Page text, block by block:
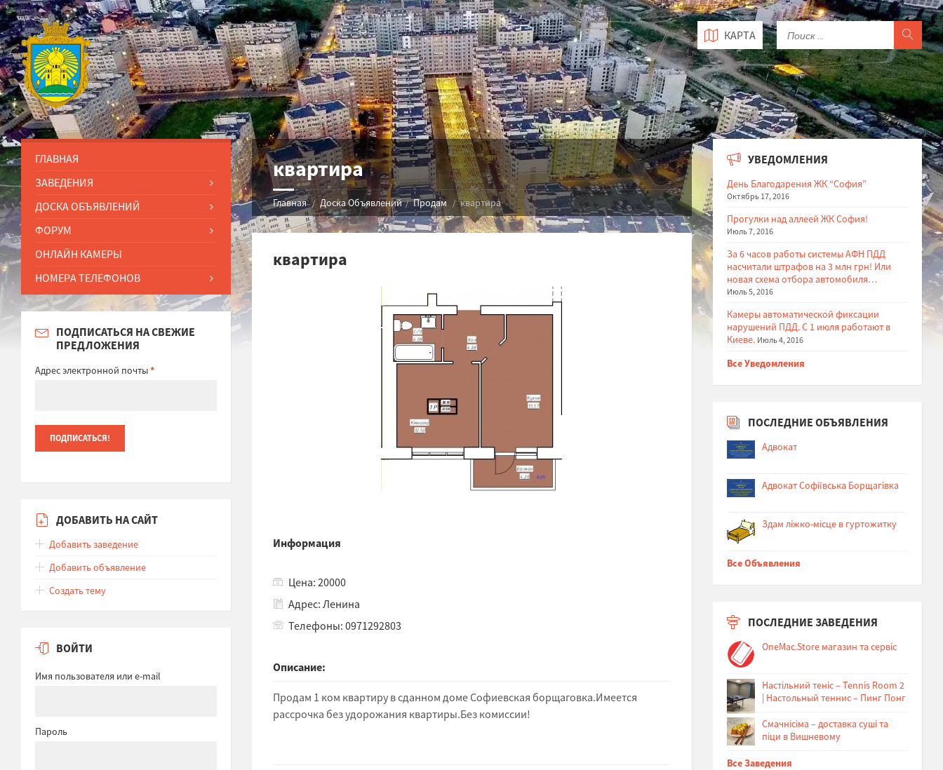
КАРТА
квартира
Главная Доска Объявлений Продам квартира
квартира
Информация
Цена: 20000
Адрес: Ленина
Телефоны: 0971292803
Описание:
Продам 1 ком квартиру в сданном доме Софиевская борщаговка.Имеется
рассрочка без удорожания квартиры.Без комиссии!
ГЛАВНАЯ
ЗАВЕДЕНИЯ
ДОСКА ОБЪЯВЛЕНИЙ
ФОРУМ
ОНЛАЙН КАМЕРЫ
НОМЕРА ТЕЛЕФОНОВ
ПОДПИСАТЬСЯ НА СВЕЖИЕ
ПРЕДЛОЖЕНИЯ
Адрес электронной почты*
ДОБАВИТЬ НА САЙТ
Добавить заведение
Добавить объявление
Создать тему
ВОЙТИ
Имя пользователя или e-mail
Пароль
УВЕДОМЛЕНИЯ
День Благодарения ЖК “София”
Октябрь 17, 2016
Прогулки над аллеей ЖК София!
Июль 7, 2016
За 6 часов работы системы АФН ПДД
насчитали штрафов на 3 млн грн! Или
новая схема отбора автомобиля…
Июль 5, 2016
Камеры автоматической фиксации
нарушений ПДД. С 1 июля работают в
Киеве. Июль 4, 2016
Все Уведомления
ПОСЛЕДНИЕ ОБЪЯВЛЕНИЯ
Адвокат
Адвокат Софіївська Борщагівка
Здам ліжко-місце в гуртожитку
Все Объявления
ПОСЛЕДНИЕ ЗАВЕДЕНИЯ
OneMac.Store магазин та сервіс
Настільний теніс – Tennis Room 2
| Настольный теннис – Пинг Понг
Cмачнісіма – доставка суші та
піци в Вишневому
Все Заведения